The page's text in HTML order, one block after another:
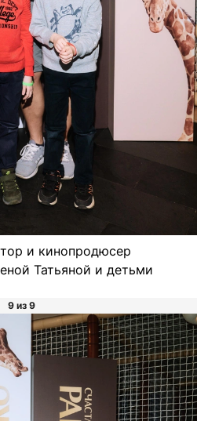
и кинопродюсер
Татьяной и детьми
9 из 9